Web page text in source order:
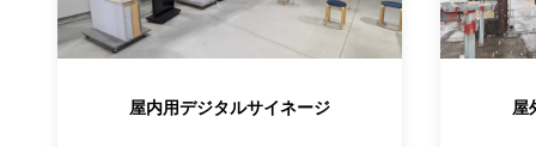
屋内用デジタルサイネージ 屋